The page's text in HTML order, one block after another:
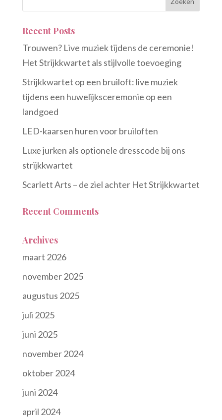
Recent Posts
Trouwen? Live muziek tijdens de ceremonie!
Het Strijkkwartet als stijlvolle toevoeging
Strijkkwartet op een bruiloft: live muziek
tijdens een huwelijksceremonie op een
landgoed
LED-kaarsen huren voor bruiloften
Luxe jurken als optionele dresscode bij ons
strijkkwartet
Scarlett Arts – de ziel achter Het Strijkkwartet
Recent Comments
Archives
maart 2026
november 2025
augustus 2025
juli 2025
juni 2025
november 2024
oktober 2024
juni 2024
april 2024